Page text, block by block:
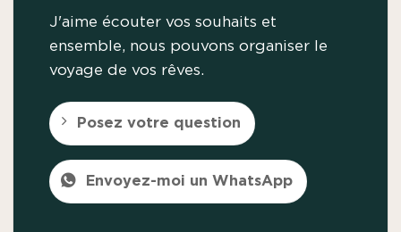
J'aime écouter vos souhaits et
ensemble, nous pouvons organiser le
voyage de vos rêves.
Posez votre question
Envoyez-moi un WhatsApp